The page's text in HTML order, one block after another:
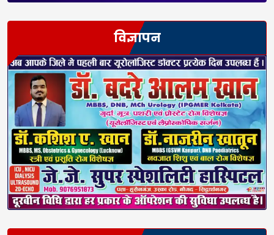
विज्ञापन